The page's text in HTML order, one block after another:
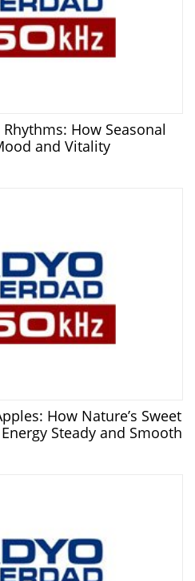
How Seasonal
and Vitality
How Nature’s Sweet
Steady and Smooth